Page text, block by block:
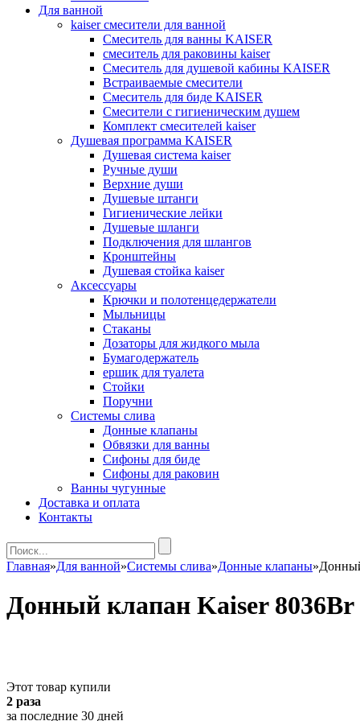
Для ванной
kaiser смесители для ванной
Смеситель для ванны KAISER
смеситель для раковины kaiser
Смеситель для душевой кабины KAISER
Встраиваемые смесители
Смеситель для биде KAISER
Смесители с гигиеническим душем
Комплект смесителей kaiser
Душевая программа KAISER
Душевая система kaiser
Ручные души
Верхние души
Душевые штанги
Гигиенические лейки
Душевые шланги
Подключения для шлангов
Кронштейны
Душевая стойка kaiser
Аксессуары
Крючки и полотенцедержатели
Мыльницы
Стаканы
Дозаторы для жидкого мыла
Бумагодержатель
ершик для туалета
Стойки
Поручни
Системы слива
Донные клапаны
Обвязки для ванны
Сифоны для биде
Сифоны для раковин
Ванны чугунные
Доставка и оплата
Контакты
Главная»Для ванной»Системы слива»Донные клапаны»
Донный клапан Kaiser 8036Br
Этот товар купили
2 раза
за последние 30 дней